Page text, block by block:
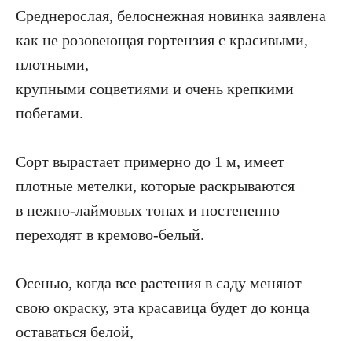
Среднерослая, белоснежная новинка заявлена
как не розовеющая гортензия с красивыми,
плотными,
крупными соцветиями и очень крепкими
побегами.
Сорт вырастает примерно до 1 м, имеет
плотные метелки, которые раскрываются
в нежно-лаймовых тонах и постепенно
переходят в кремово-белый.
Осенью, когда все растения в саду меняют
свою окраску, эта красавица будет до конца
оставаться белой,